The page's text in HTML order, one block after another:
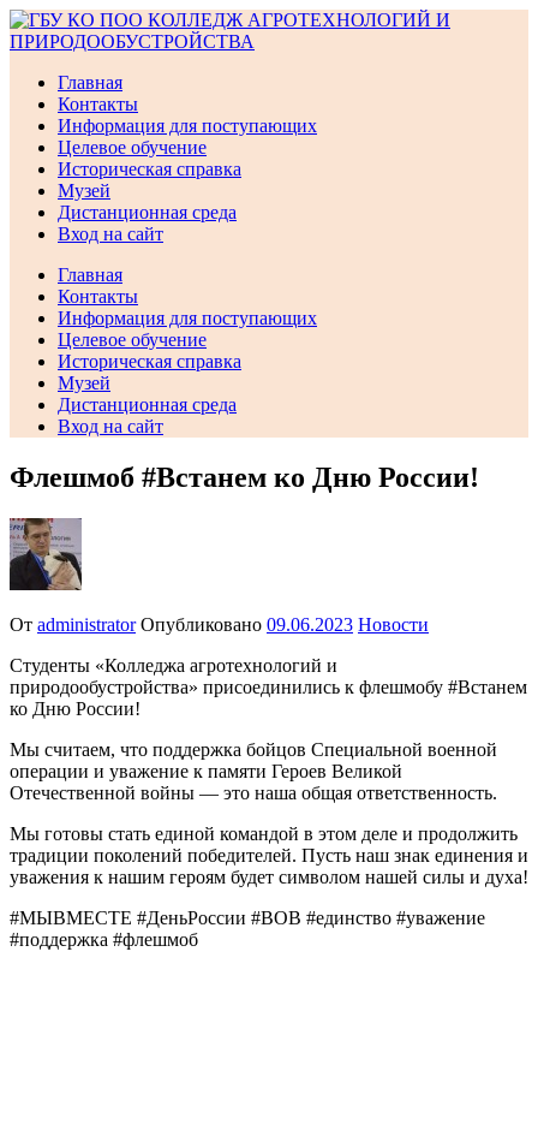
Перейти
к
Главная
Контакты
Информация для поступающих
Целевое обучение
Историческая справка
Музей
Дистанционная среда
Вход на сайт
Главная
Контакты
Информация для поступающих
Целевое обучение
Историческая справка
Музей
Дистанционная среда
Вход на сайт
Флешмоб #Встанем ко Дню России!
От administrator Опубликовано 09.06.2023 Новости
Студенты «Колледжа агротехнологий и
природообустройства» присоединились к флешмобу #Встанем
ко Дню России!
Мы считаем, что поддержка бойцов Специальной военной
операции и уважение к памяти Героев Великой
Отечественной войны — это наша общая ответственность.
Мы готовы стать единой командой в этом деле и продолжить
традиции поколений победителей. Пусть наш знак единения и
уважения к нашим героям будет символом нашей силы и духа!
#МЫВМЕСТЕ #ДеньРоссии #ВОВ #единство #уважение
#поддержка #флешмоб